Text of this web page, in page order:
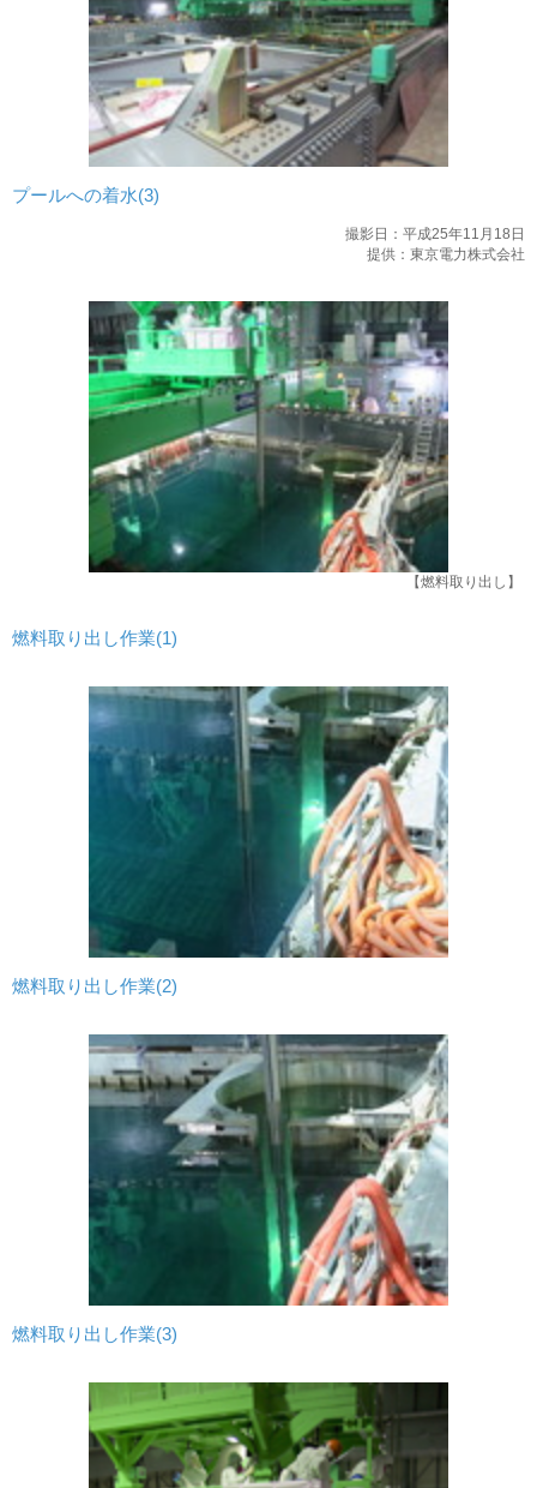
プールへの着水(3)
撮影日：平成25年11月18日
提供：東京電力株式会社
【燃料取り出し】
燃料取り出し作業(1)
燃料取り出し作業(2)
燃料取り出し作業(3)